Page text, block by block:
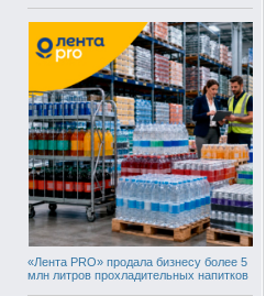
«Лента PRO» продала бизнесу более 5
млн литров прохладительных напитков